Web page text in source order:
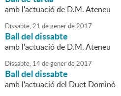
amb l'actuació de D.M. Ateneu
Dissabte,21 degenerde2017
Ball del dissabte
amb l'actuació de D.M. Ateneu
Dissabte, 14degenerde2017
Ball del dissabte
amb l'actuació del Duet Dominó